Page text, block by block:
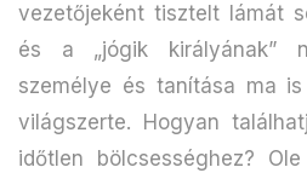
vezetőjeként tisztelt lámát
és a „jógik királyának”
személye és tanítása ma
világszerte. Hogyan
időtlen bölcsességhez?